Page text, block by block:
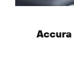
Accura